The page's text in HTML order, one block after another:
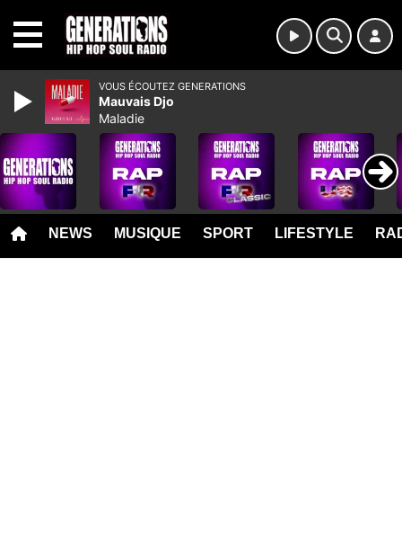
NEWS MUSIQUE SPORT LIFESTYLE
VOUS ÉCOUTEZ GENERATIONS
Mauvais Djo
Maladie